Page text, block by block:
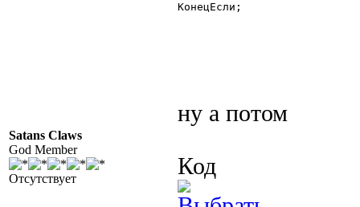
Satans Claws
God Member
Отсутствует
КонецЕсли;
ну а потом
Код